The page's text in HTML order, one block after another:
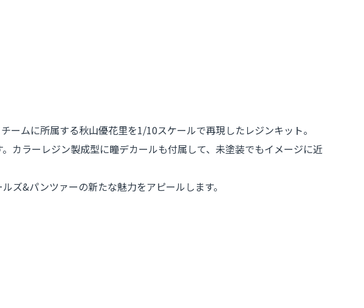
ームに所属する秋山優花里を1/10スケールで再現したレジンキット。
カラーレジン製成型に瞳デカールも付属して、未塗装でもイメージに近
ズ&パンツァーの新たな魅力をアピールします。